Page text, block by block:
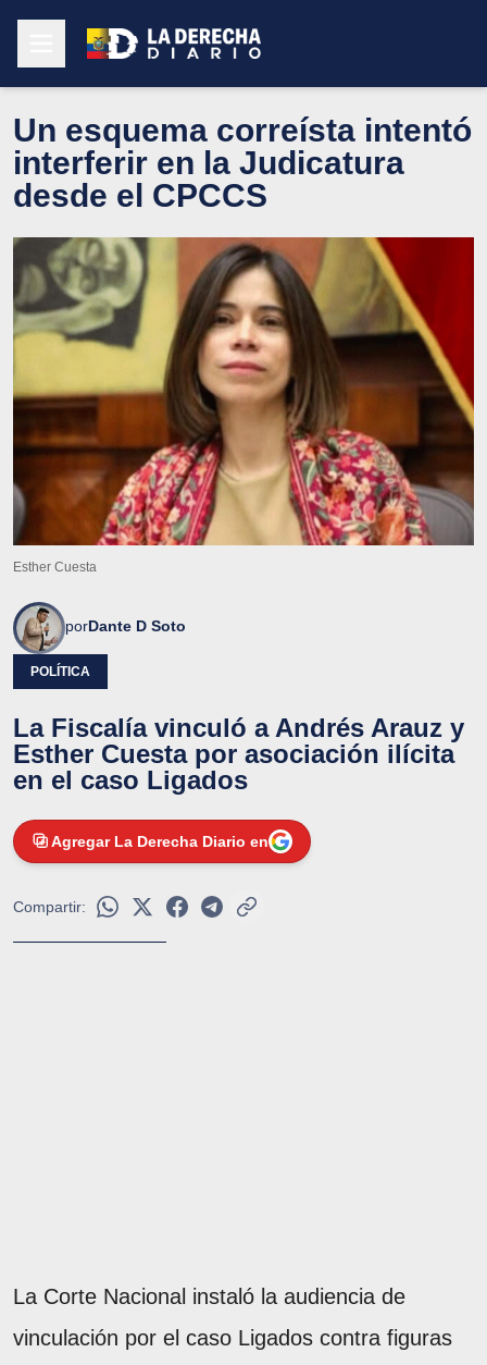
Un esquema correísta intentó
interferir en la Judicatura
desde el CPCCS
Esther Cuesta
porDante D Soto
POLÍTICA
La Fiscalía vinculó a Andrés Arauz y
Esther Cuesta por asociación ilícita
en el caso Ligados
Agregar La Derecha Diario en
Compartir:
La Corte Nacional instaló la audiencia de
vinculación por el caso Ligados contra figuras